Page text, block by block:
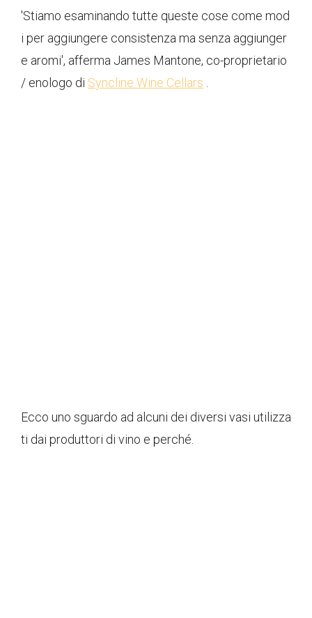
'Stiamo esaminando tutte queste cose come mod
i per aggiungere consistenza ma senza aggiunger
e aromi', afferma James Mantone, co-proprietario
/ enologo di Syncline Wine Cellars .
Ecco uno sguardo ad alcuni dei diversi vasi utilizza
ti dai produttori di vino e perché.